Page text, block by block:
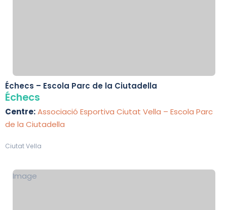
Échecs – Escola Parc de la Ciutadella
Échecs
Centre:Associació Esportiva Ciutat Vella – Escola Parc
de la Ciutadella
Ciutat Vella
Image